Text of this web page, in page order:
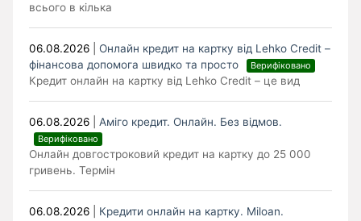
всього в кілька
06.08.2026 |Онлайн кредит на картку від Lehko Сredit –
фінансова допомога швидко та просто
Верифіковано
Кредит онлайн на картку від Lehko Credit – це вид
06.08.2026 Аміго кредит. Онлайн. Без відмов.
Верифіковано
Онлайн довгостроковий кредит на картку до 25 000
гривень. Термін
06.08.2026 Кредити онлайн на картку. Miloan.